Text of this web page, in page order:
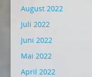
August 2022
Juli 2022
Juni 2022
Mai 2022
April 2022